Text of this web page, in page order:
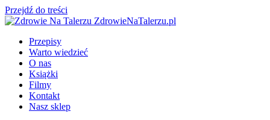
Przejdź do treści
ZdrowieNaTalerzu.pl
Przepisy
Warto wiedzieć
O nas
Książki
Filmy
Kontakt
Nasz sklep